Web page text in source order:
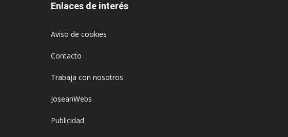
Enlaces de interés
Aviso de cookies
Contacto
Trabaja con nosotros
JoseanWebs
Publicidad